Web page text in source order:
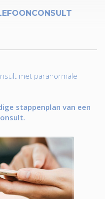
met paranormale
stappenplan van een